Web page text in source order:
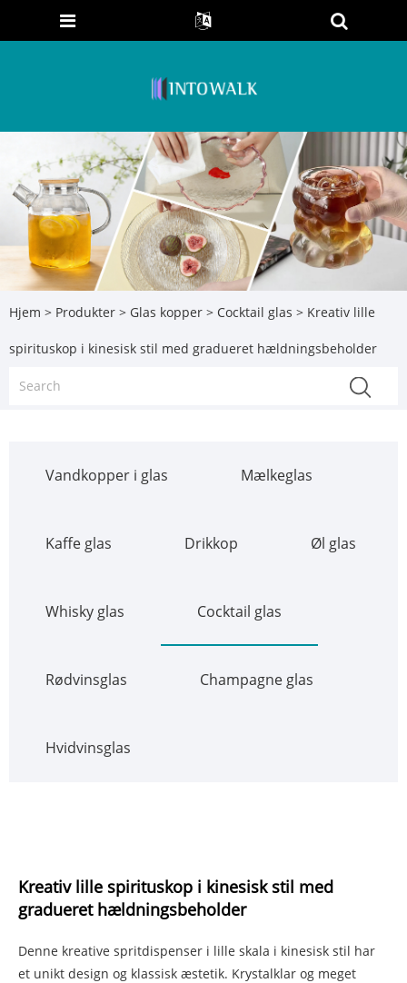
Hjem > Produkter > Glas kopper > Cocktail glas > Kreativ lille
spirituskop i kinesisk stil med gradueret hældningsbeholder
Vandkopper i glas Mælkeglas
Kaffe glas Drikkop Øl glas
Whisky glas Cocktail glas
Rødvinsglas Champagne glas
Hvidvinsglas
Kreativ lille spirituskop i kinesisk stil med
gradueret hældningsbeholder
Denne kreative spritdispenser i lille skala i kinesisk stil har
et unikt design og klassisk æstetik. Krystalklar og meget